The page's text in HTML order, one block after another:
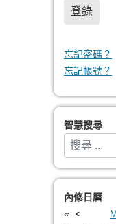
登錄
忘記密碼？
忘記帳號？
智慧搜尋
搜索
Type 2 or
內修日曆
« <